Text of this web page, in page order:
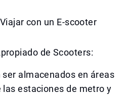
con un E-scooter
de Scooters:
almacenados en áreas
estaciones de metro y